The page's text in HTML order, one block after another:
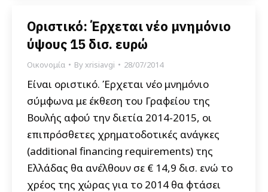
Οριστικό: Έρχεται νέο μνημόνιο
ύψους 15 δισ. ευρώ
Οικονομία Byxrisiavgi 28/07/2014
Είναι οριστικό. Έρχεται νέο μνημόνιο
σύμφωνα με έκθεση του Γραφείου της
Βουλής αφού την διετία 2014-2015, οι
επιπρόσθετες χρηματοδοτικές ανάγκες
(additional financing requirements) της
Ελλάδας θα ανέλθουν σε € 14,9 δισ. ενώ το
χρέος της χώρας για το 2014 θα φτάσει